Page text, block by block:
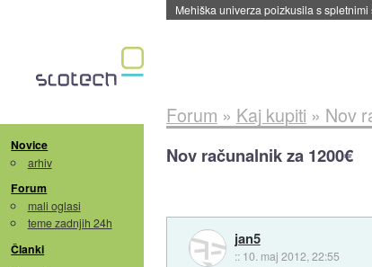
Evropska vesoljska agencija razvija
Novice
arhiv
Forum
mali oglasi
teme zadnjih 24h
Članki
Forum » Kaj kupiti » Nov
Nov računalnik za 1200€
jan5
:: 10. maj 2012, 22:55